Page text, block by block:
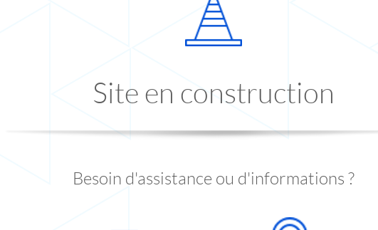
Site en construction
Besoin d'assistance ou d'informations ?